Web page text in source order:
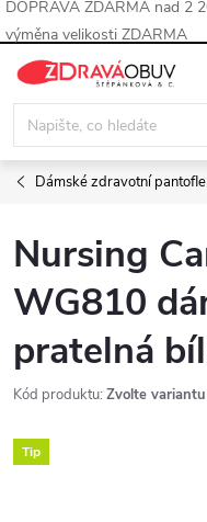
DOPRAVA ZDARMA nad 2
výměna velikosti ZDARMA
Přejít
obsah
Dámské zdravotní
Nursing
WG810
pratelná
Kód produktu: Zvolte variantu
Tip